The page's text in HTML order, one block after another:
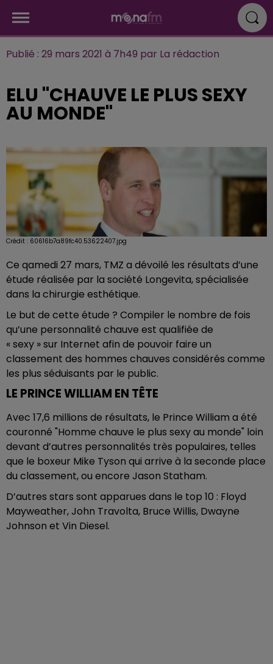
Publié : 29 mars 2021 à 7h49 par La rédaction
ELU "CHAUVE LE PLUS SEXY
AU MONDE"
Crédit : 60616b7a89fc40.53622407.jpg
Ce qamedi 27 mars, TMZ a dévoilé les résultats d’une
étude réalisée par la société Longevita, spécialisée
dans la chirurgie esthétique.
Le but de cette étude ? Compiler le nombre de fois
qu’une personnalité chauve est qualifiée de
« sexy » sur Internet afin de pouvoir faire un
classement des hommes chauves considérés comme
les plus séduisants par le public.
LE PRINCE WILLIAM EN TÊTE
Avec 17,6 millions de résultats, le Prince William a été
couronné "Homme chauve le plus sexy au monde" loin
devant d’autres personnalités très populaires, telles
que le boxeur Mike Tyson qui arrive à la seconde place
du classement, ou encore Jason Statham.
D’autres stars sont apparues dans le top 10 : Floyd
Mayweather, John Travolta, Bruce Willis, Dwayne
Johnson et Vin Diesel.